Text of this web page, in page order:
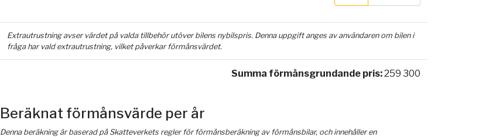
Extrautrustning avser värdet på valda tillbehör utöver bilens nybilspris. Denna uppgift anges av användaren om bilen i
fråga har vald extrautrustning, vilket påverkar förmånsvärdet.
Summa förmånsgrundande pris:259 300
Beräknat förmånsvärde per år
Denna beräkning är baserad på Skatteverkets regler för förmånsberäkning av förmånsbilar, och innehåller en